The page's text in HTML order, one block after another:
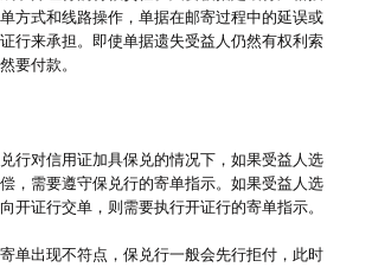
方式和线路操作，单据在邮寄过程中的延误或
行来承担。即使单据遗失受益人仍然有权利索
要付款。
行对信用证加具保兑的情况下，如果受益人选
，需要遵守保兑行的寄单指示。如果受益人选
开证行交单，则需要执行开证行的寄单指示。
单出现不符点，保兑行一般会先行拒付，此时